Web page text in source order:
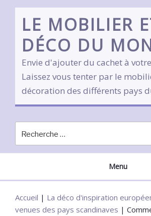
contentLE MOBILIER
DÉCO DU
Envie d'ajouter du cachet à
Laissez vous tenter par le
décoration des différents pays
Menu
Accueil | La déco d'inspiration
venues des pays scandinaves |